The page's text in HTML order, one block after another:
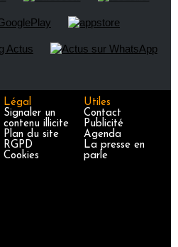
Légal
Signaler un
contenu illicite
Plan du site
RGPD
Cookies
Utiles
Contact
Publicité
Agenda
La presse en
parle